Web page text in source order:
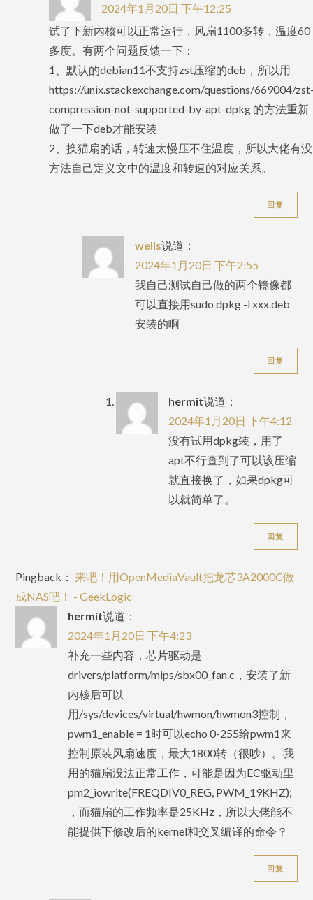
2024年1月20日 下午12:25
试了下新内核可以正常运行，风扇1100多转，温度60
多度。有两个问题反馈一下：
1、默认的debian11不支持zst压缩的deb，所以用
https://unix.stackexchange.com/questions/669004/
compression-not-supported-by-apt-dpkg 的方法重新
做了一下deb才能安装
2、换猫扇的话，转速太慢压不住温度，所以大佬有没
方法自己定义文中的温度和转速的对应关系。
回复
wells说道：
2024年1月20日 下午2:55
我自己测试自己做的两个镜像都
可以直接用sudo dpkg -i xxx.deb
安装的啊
回复
hermit说道：
2024年1月20日 下午4:12
没有试用dpkg装，用了
apt不行查到了可以该压缩
就直接换了，如果dpkg可
以就简单了。
回复
Pingback：来吧！用OpenMediaVault把龙芯3A2000C做
成NAS吧！ - GeekLogic
hermit说道：
2024年1月20日 下午4:23
补充一些内容，芯片驱动是
drivers/platform/mips/sbx00_fan.c，安装了新
内核后可以
用/sys/devices/virtual/hwmon/hwmon3控制，
pwm1_enable = 1时可以echo 0-255给pwm1来
控制原装风扇速度，最大1800转（很吵）。我
用的猫扇没法正常工作，可能是因为EC驱动里
pm2_iowrite(FREQDIV0_REG, PWM_19KHZ);
，而猫扇的工作频率是25KHz，所以大佬能不
能提供下修改后的kernel和交叉编译的命令？
回复